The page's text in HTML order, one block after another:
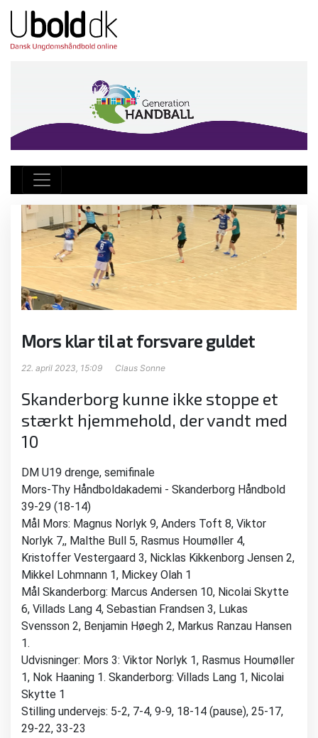
Mors klar til at forsvare guldet
22. april 2023, 15:09 Claus Sonne
Skanderborg kunne ikke stoppe et
stærkt hjemmehold, der vandt med
10
DM U19 drenge, semifinale
Mors-Thy Håndboldakademi - Skanderborg Håndbold
39-29 (18-14)
Mål Mors: Magnus Norlyk 9, Anders Toft 8, Viktor
Norlyk 7,, Malthe Bull 5, Rasmus Houmøller 4,
Kristoffer Vestergaard 3, Nicklas Kikkenborg Jensen 2,
Mikkel Lohmnann 1, Mickey Olah 1
Mål Skanderborg: Marcus Andersen 10, Nicolai Skytte
6, Villads Lang 4, Sebastian Frandsen 3, Lukas
Svensson 2, Benjamin Høegh 2, Markus Ranzau Hansen
1.
Udvisninger: Mors 3: Viktor Norlyk 1, Rasmus Houmøller
1, Nok Haaning 1. Skanderborg: Villads Lang 1, Nicolai
Skytte 1
Stilling undervejs: 5-2, 7-4, 9-9, 18-14 (pause), 25-17,
29-22, 33-23